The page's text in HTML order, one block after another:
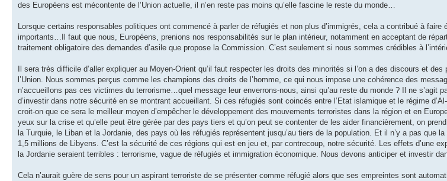
des Européens est mécontente de l’Union actuelle, il n’en reste pas moins qu’elle fascine le reste du monde…
Lorsque certains responsables politiques ont commencé à parler de réfugiés et non plus d’immigrés, cela a contribué à faire
importants…Il faut que nous, Européens, prenions nos responsabilités sur le plan intérieur, notamment en acceptant de
traitement obligatoire des demandes d’asile que propose la Commission. C’est seulement si nous sommes crédibles à
Il sera très difficile d’aller expliquer au Moyen-Orient qu’il faut respecter les droits des minorités si l’on a des discours et
l’Union. Nous sommes perçus comme les champions des droits de l’homme, ce qui nous impose une cohérence des
n’accueillons pas ces victimes du terrorisme…quel message leur enverrons-nous, ainsi qu’au reste du monde ? Il ne s’agit
d’investir dans notre sécurité en se montrant accueillant. Si ces réfugiés sont coincés entre l’Etat islamique et le régime
croit-on que ce sera le meilleur moyen d’empêcher le développement des mouvements terroristes dans la région et en
yeux sur la crise et qu’elle peut être gérée par des pays tiers et qu’on peut se contenter de les aider financièrement, on
la Turquie, le Liban et la Jordanie, des pays où les réfugiés représentent jusqu’au tiers de la population. Et il n’y a pas que
1,5 millions de Libyens. C’est la sécurité de ces régions qui est en jeu et, par contrecoup, notre sécurité. Les effets d’une
la Jordanie seraient terribles : terrorisme, vague de réfugiés et immigration économique. Nous devons anticiper et investir
Cela n’aurait guère de sens pour un aspirant terroriste de se présenter comme réfugié alors que ses empreintes sont